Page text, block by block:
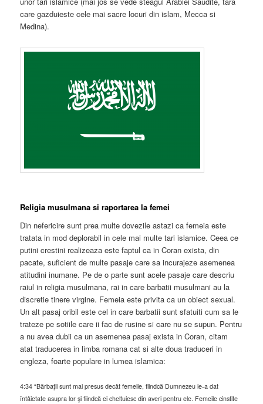
care gazduieste cele mai sacre locuri din islam, Mecca si
Medina).
Religia musulmana si raportarea la femei
Din nefericire sunt prea multe dovezile astazi ca femeia este
tratata in mod deplorabil in cele mai multe tari islamice. Ceea ce
putini crestini realizeaza este faptul ca in Coran exista, din
pacate, suficient de multe pasaje care sa incurajeze asemenea
atitudini inumane. Pe de o parte sunt acele pasaje care descriu
raiul in religia musulmana, rai in care barbatii musulmani au la
discretie tinere virgine. Femeia este privita ca un obiect sexual.
Un alt pasaj oribil este cel in care barbatii sunt sfatuiti cum sa le
trateze pe sotiile care ii fac de rusine si care nu se supun. Pentru
a nu avea dubii ca un asemenea pasaj exista in Coran, citam
atat traducerea in limba romana cat si alte doua traduceri in
engleza, foarte populare in lumea islamica:
4:34 “Bărbaţii sunt mai presus decât femeile, fiindcă Dumnezeu le-a dat
întâietate asupra lor şi fiindcă ei cheltuiesc din averi pentru ele. Femeile cinstite